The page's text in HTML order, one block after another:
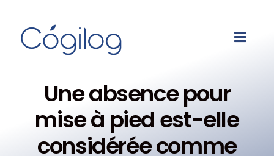
Une absence pour
mise à pied est-elle
considérée comme